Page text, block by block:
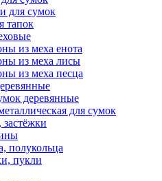
для сумок
тапок
из меха енота
из меха лисы
из меха песца
деревянные
для сумок
полукольца
пукли